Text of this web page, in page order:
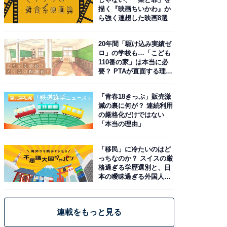
描く『映画ちいかわ』か
ら強く連想した映画8選
20年間「駆け込み実績ゼ
ロ」の学校も…「こども
110番の家」は本当に必
要？ PTAが直面する理想
「青春18きっぷ」販売激
減の裏に何が？ 連続利用
の厳格化だけではない
「本当の理由」
「移民」に冷たいのはど
っちなのか？ スイスの厳
格過ぎる学歴選別と、日
本の曖昧過ぎる外国人政
連載をもっと見る